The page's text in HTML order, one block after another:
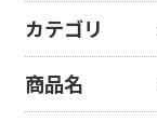
カテゴリ
商品名